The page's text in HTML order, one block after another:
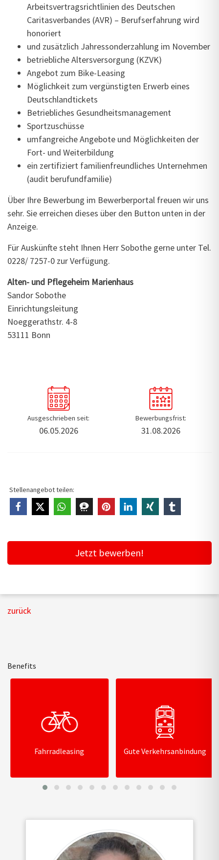
Arbeitsvertragsrichtlinien des Deutschen
Caritasverbandes (AVR) – Berufserfahrung wird
honoriert
und zusätzlich Jahressonderzahlung im November
betriebliche Altersversorgung (KZVK)
Angebot zum Bike-Leasing
Möglichkeit zum vergünstigten Erwerb eines
Deutschlandtickets
Betriebliches Gesundheitsmanagement
Sportzuschüsse
umfangreiche Angebote und Möglichkeiten der
Fort- und Weiterbildung
ein zertifiziert familienfreundliches Unternehmen
(audit berufundfamilie)
Über Ihre Bewerbung im Bewerberportal freuen wir uns
sehr. Sie erreichen dieses über den Button unten in der
Anzeige.
Für Auskünfte steht Ihnen Herr Sobothe gerne unter Tel.
0228/ 7257-0 zur Verfügung.
Alten- und Pflegeheim Marienhaus
Sandor Sobothe
Einrichtungsleitung
Noeggerathstr. 4-8
53111 Bonn
Ausgeschrieben seit:
06.05.2026
Bewerbungsfrist:
31.08.2026
Stellenangebot teilen:
Jetzt bewerben!
zurück
Benefits
Fahrradleasing Gute Verkehrsanbindung